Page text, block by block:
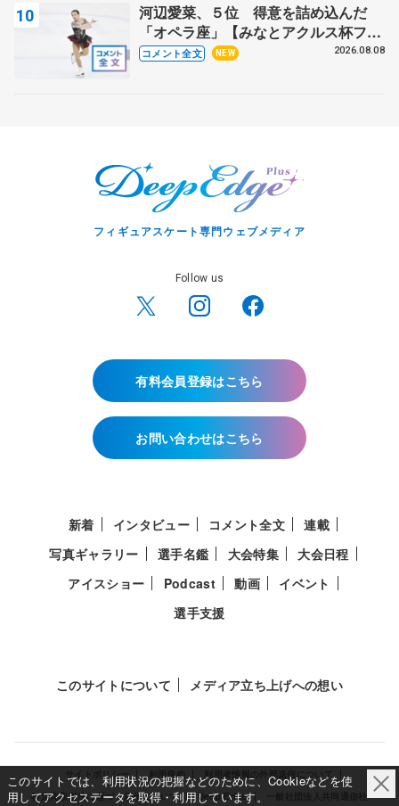
河辺愛菜、５位 得意を詰め込んだ
「オペラ座」【みなとアクルス杯フリ
ー】
コメント全文 NEW 2026.08.08
フィギュアスケート専門ウェブメディア
Follow us
有料会員登録はこちら
お問い合わせはこちら
新着 インタビュー コメント全文
連載
写真ギャラリー
選手名鑑 大会特集
大会日程
アイスショー
Podcast 動画
イベント
選手支援
このサイトについて メディア立ち上げへの想い
サイトポリシー 利用規約
特定商取引法に基づく表示について
Deep Edge 一般社団法人共同通信社
このサイトでは、利用状況の把握などのために、Cookieなどを使
用してアクセスデータを取得・利用しています。